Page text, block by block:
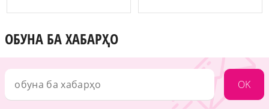
ОБУНА БА ХАБАРҲО
OK